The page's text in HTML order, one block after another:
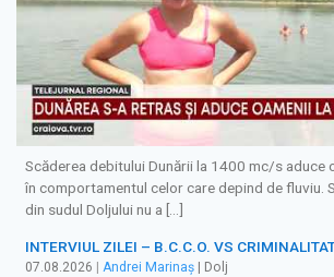
Scăderea debitului Dunării la 1400 mc/s aduce
în comportamentul celor care depind de fluviu.
din sudul Doljului nu a […]
INTERVIUL ZILEI – B.C.C.O. VS
07.08.2026 Andrei Marinaș | Dolj